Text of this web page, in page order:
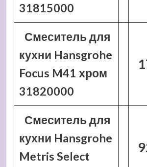
31815000
Смеситель для
кухни Hansgrohe
Focus M41 хром
31820000
Смеситель для
кухни Hansgrohe
Metris Select